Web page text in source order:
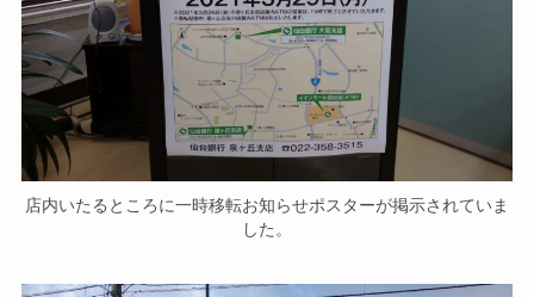
店内いたるところに一時移転お知らせポスターが掲示されていま
した。